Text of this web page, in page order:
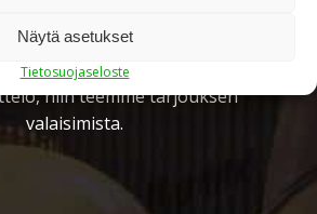
Näytä asetukset
Tietosuojaseloste
kanssa. Lähetä meille
projektistasi tai mahdollinen
niin teemme tarjouksen
valaisimista.